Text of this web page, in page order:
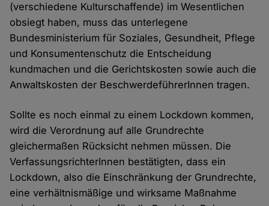
(verschiedene Kulturschaffende) im Wesentlichen
obsiegt haben, muss das unterlegene
Bundesministerium für Soziales, Gesundheit, Pflege
und Konsumentenschutz die Entscheidung
kundmachen und die Gerichtskosten sowie auch die
Anwaltskosten der BeschwerdeführerInnen tragen.
Sollte es noch einmal zu einem Lockdown kommen,
wird die Verordnung auf alle Grundrechte
gleichermaßen Rücksicht nehmen müssen. Die
VerfassungsrichterInnen bestätigten, dass ein
Lockdown, also die Einschränkung der Grundrechte,
eine verhältnismäßige und wirksame Maßnahme